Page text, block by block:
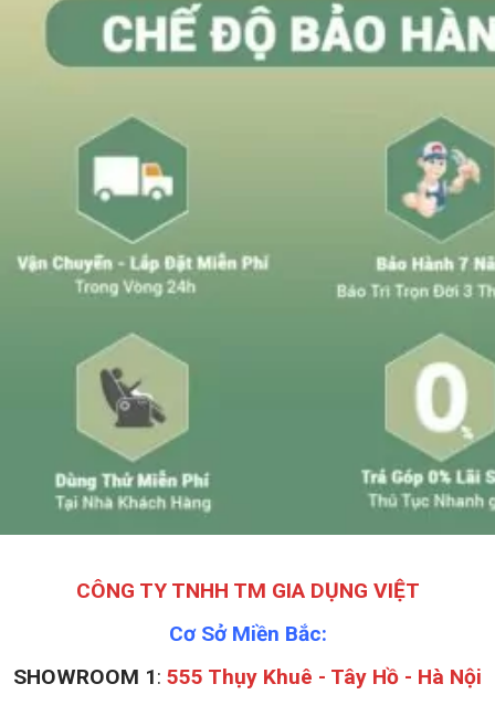
CÔNG TY TNHH TM GIA DỤNG VIỆT
Cơ Sở Miền Bắc:
SHOWROOM 1: 555 Thụy Khuê - Tây Hồ - Hà Nội